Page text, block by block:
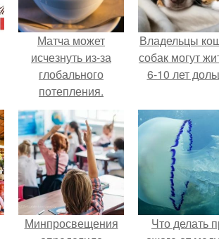
Матча может
исчезнуть из-за
глобального
потепления.
Владельцы
собак могут
6-10 лет
Минпросвещения
Что делать